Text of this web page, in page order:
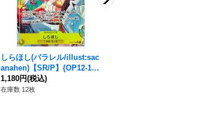
しらほし(パラレル/illust:sac
anahen)【SR/P】{OP12-10
2}
1,180円(税込)
在庫数 12枚